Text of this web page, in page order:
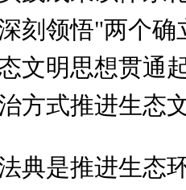
刻领悟"两个
文明思想贯通
方式推进生态
典是推进生态